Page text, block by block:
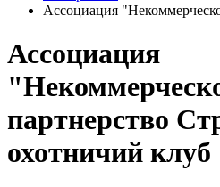
Ассоциация
Ассоциация
партнерство
охотничий